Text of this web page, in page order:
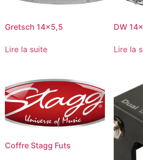
Gretsch 14×5,5
Lire la suite
DW
Lire la
Coffre Stagg Futs